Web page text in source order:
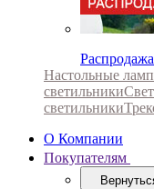
Настольные
светильники
светильники
О Компании
Покупателям